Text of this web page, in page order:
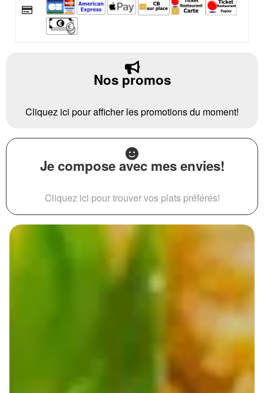
Nos promos
Cliquez ici pour afficher les promotions du moment!
Je compose avec mes envies!
Cliquez ici pour trouver vos plats préférés!